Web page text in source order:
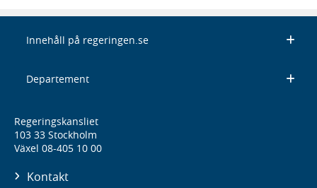
Innehåll på regeringen.se
Departement
Regeringskansliet
103 33 Stockholm
Växel 08-405 10 00
Kontakt